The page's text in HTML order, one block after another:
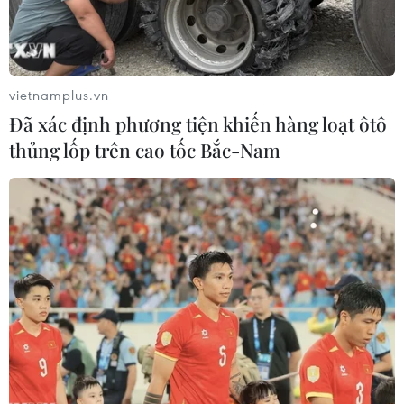
trận đấu với Algeria, trong khi á quân Pháp cũng
nhập cuộc chơi với màn chạm trán Senegal.
vietnamplus.vn
Đã xác định phương tiện khiến hàng loạt ôtô
thủng lốp trên cao tốc Bắc-Nam